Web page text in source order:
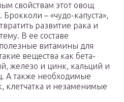
свойствам этот овощ
– «чудо-капуста»,
развитие рака и
В ее составе
витамины для
вещества как бета-
железо и цинк, кальций и
А также необходимые
клетчатка и незаменимые